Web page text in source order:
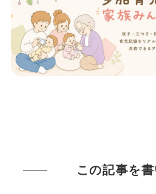
この記事を